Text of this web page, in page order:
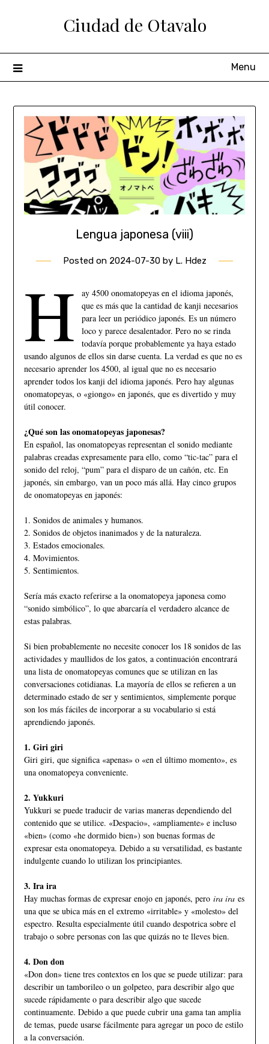
Ciudad de Otavalo
Menu
Lengua japonesa (viii)
Posted on 2024-07-30by L. Hdez
H
ay 4500 onomatopeyas en el idioma japonés,
que es más que la cantidad de kanji necesarios
para leer un periódico japonés. Es un número
loco y parece desalentador. Pero no se rinda
todavía porque probablemente ya haya estado
usando algunos de ellos sin darse cuenta. La verdad es que no es
necesario aprender los 4500, al igual que no es necesario
aprender todos los kanji del idioma japonés. Pero hay algunas
onomatopeyas, o «giongo» en japonés, que es divertido y muy
útil conocer.
¿Qué son las onomatopeyas japonesas?
En español, las onomatopeyas representan el sonido mediante
palabras creadas expresamente para ello, como “tic-tac” para el
sonido del reloj, “pum” para el disparo de un cañón, etc. En
japonés, sin embargo, van un poco más allá. Hay cinco grupos
de onomatopeyas en japonés:
1. Sonidos de animales y humanos.
2. Sonidos de objetos inanimados y de la naturaleza.
3. Estados emocionales.
4. Movimientos.
5. Sentimientos.
Sería más exacto referirse a la onomatopeya japonesa como
“sonido simbólico”, lo que abarcaría el verdadero alcance de
estas palabras.
Si bien probablemente no necesite conocer los 18 sonidos de las
actividades y maullidos de los gatos, a continuación encontrará
una lista de onomatopeyas comunes que se utilizan en las
conversaciones cotidianas. La mayoría de ellos se refieren a un
determinado estado de ser y sentimientos, simplemente porque
son los más fáciles de incorporar a su vocabulario si está
aprendiendo japonés.
1. Giri giri
Giri giri, que significa «apenas» o «en el último momento», es
una onomatopeya conveniente.
2. Yukkuri
Yukkuri se puede traducir de varias maneras dependiendo del
contenido que se utilice. «Despacio», «ampliamente» e incluso
«bien» (como «he dormido bien») son buenas formas de
expresar esta onomatopeya. Debido a su versatilidad, es bastante
indulgente cuando lo utilizan los principiantes.
3. Ira ira
Hay muchas formas de expresar enojo en japonés, pero ira iraes
una que se ubica más en el extremo «irritable» y «molesto» del
espectro. Resulta especialmente útil cuando despotrica sobre el
trabajo o sobre personas con las que quizás no te lleves bien.
4. Don don
«Don don» tiene tres contextos en los que se puede utilizar: para
describir un tamborileo o un golpeteo, para describir algo que
sucede rápidamente o para describir algo que sucede
continuamente. Debido a que puede cubrir una gama tan amplia
de temas, puede usarse fácilmente para agregar un poco de estilo
a la conversación.